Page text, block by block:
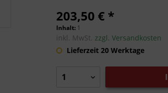
203,50 € *
Inhalt: 1
inkl. MwSt.zzgl. Versandkosten
Lieferzeit 20 Werktage